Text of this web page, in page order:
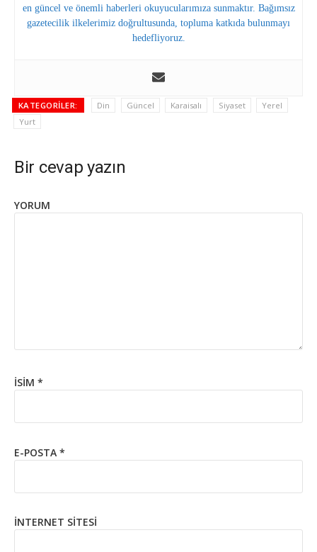
en güncel ve önemli haberleri okuyucularımıza sunmaktır. Bağımsız
gazetecilik ilkelerimiz doğrultusunda, topluma katkıda bulunmayı
hedefliyoruz.
KATEGORILER: Din Güncel Karaisalı Siyaset
Yerel
Yurt
Bir cevap yazın
YORUM
İSIM *
E-POSTA *
İNTERNET SITESI